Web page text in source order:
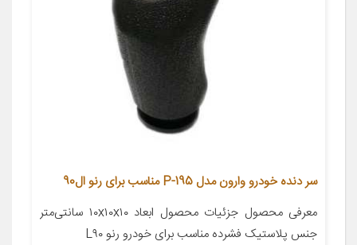
سر دنده خودرو وارون مدل P-195 مناسب برای رنو ال90
معرفی محصول جزئیات محصول ابعاد ۱۰x۱۰x۱۰ سانتی‌متر
جنس پلاستیک فشرده مناسب برای خودرو رنو L۹۰